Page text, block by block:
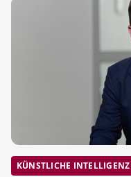
KÜNSTLICHE